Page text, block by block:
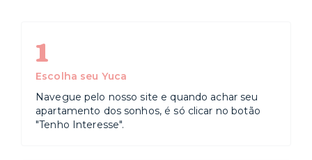
1
Escolha seu Yuca
Navegue pelo nosso site e quando achar seu
apartamento dos sonhos, é só clicar no botão
"Tenho Interesse".